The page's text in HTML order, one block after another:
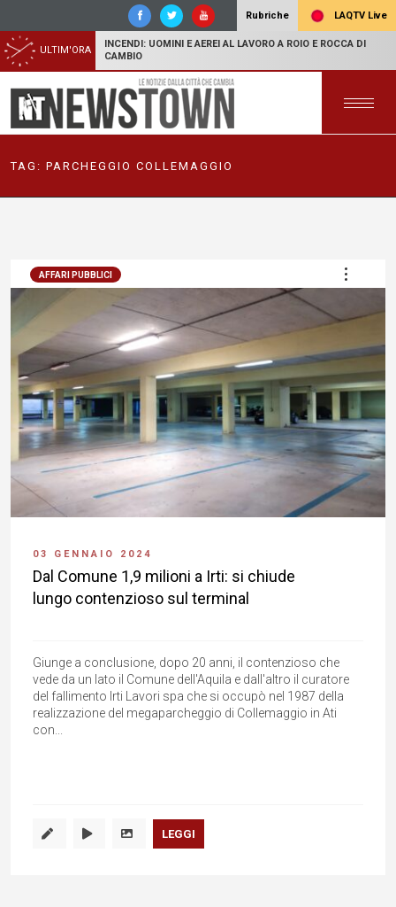
Rubriche LAQTV Live
ULTIM'ORA
INCENDI: UOMINI E AEREI AL LAVORO A ROIO E ROCCA DI
CAMBIO
TAG: PARCHEGGIO COLLEMAGGIO
AFFARI PUBBLICI
03 GENNAIO 2024
Dal Comune 1,9 milioni a Irti: si chiude
lungo contenzioso sul terminal
Giunge a conclusione, dopo 20 anni, il contenzioso che
vede da un lato il Comune dell'Aquila e dall'altro il curatore
del fallimento Irti Lavori spa che si occupò nel 1987 della
realizzazione del megaparcheggio di Collemaggio in Ati
con...
LEGGI